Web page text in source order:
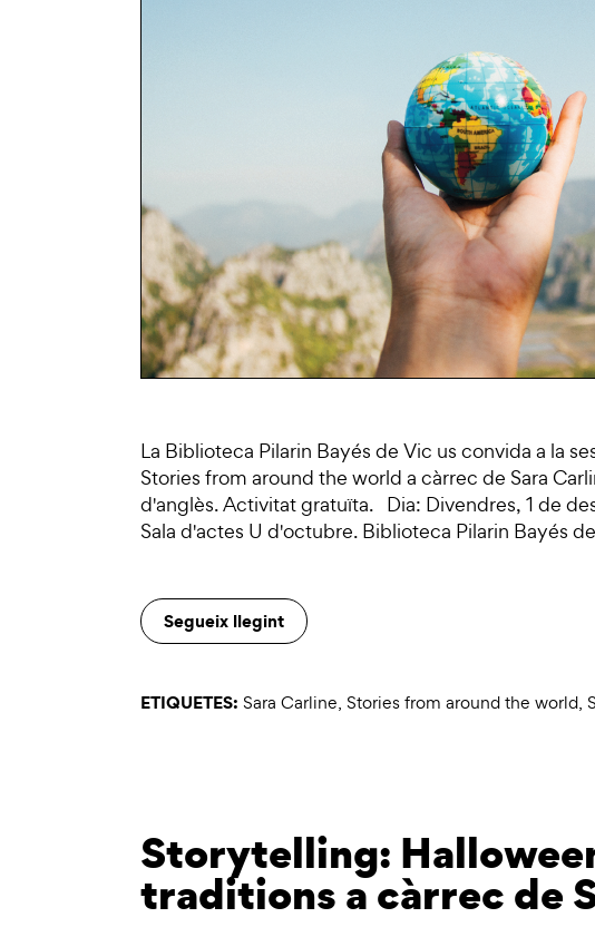
La Biblioteca Pilarin Bayés de Vic us convida a la
Stories from around the world a càrrec de Sara
d'anglès. Activitat gratuïta. Dia: Divendres, 1 de
Sala d'actes U d'octubre. Biblioteca Pilarin Bayés
Segueix llegint
ETIQUETES: Sara Carline, Stories from around the world,
Storytelling:
traditions a càrrec de